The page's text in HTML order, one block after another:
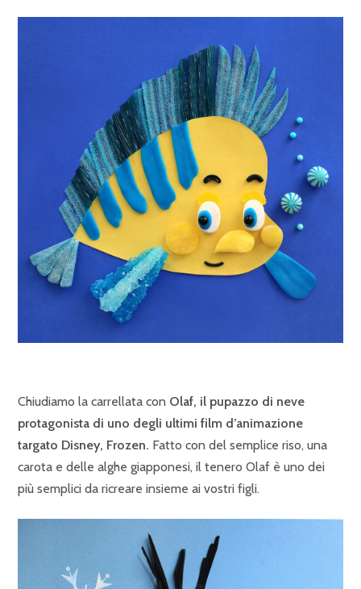
Chiudiamo la carrellata con Olaf, il pupazzo di neve
protagonista di uno degli ultimi film d’animazione
targato Disney, Frozen. Fatto con del semplice riso, una
carota e delle alghe giapponesi, il tenero Olaf è uno dei
più semplici da ricreare insieme ai vostri figli.